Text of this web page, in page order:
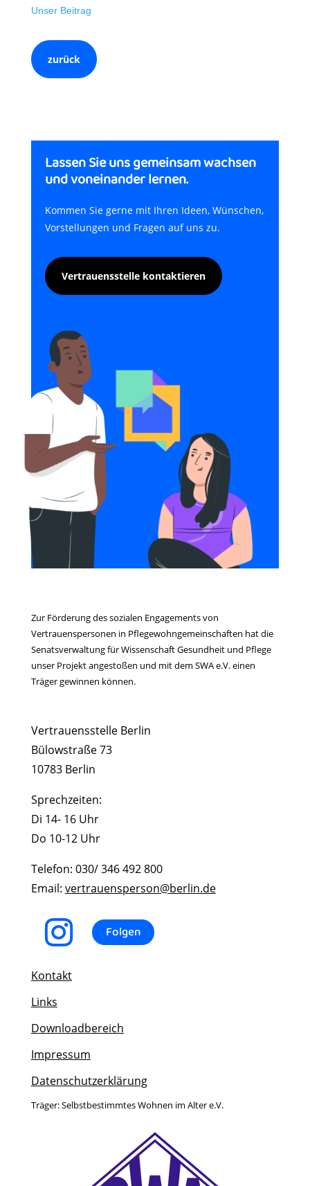
Unser Beitrag
zurück
Lassen Sie uns gemeinsam wachsen
und voneinander lernen.
Kommen Sie gerne mit Ihren Ideen, Wünschen,
Vorstellungen und Fragen auf uns zu.
Vertrauensstelle kontaktieren
Zur Förderung des sozialen Engagements von
Vertrauenspersonen in Pflegewohngemeinschaften hat die
Senatsverwaltung für Wissenschaft Gesundheit und Pflege
unser Projekt angestoßen und mit dem SWA e.V. einen
Träger gewinnen können.
Vertrauensstelle Berlin
Bülowstraße 73
10783 Berlin
Sprechzeiten:
Di 14- 16 Uhr
Do 10-12 Uhr
Telefon: 030/ 346 492 800
Email: vertrauensperson@berlin.de
Folgen
Kontakt
Links
Downloadbereich
Impressum
Datenschutzerklärung
Träger: Selbstbestimmtes Wohnen im Alter e.V.